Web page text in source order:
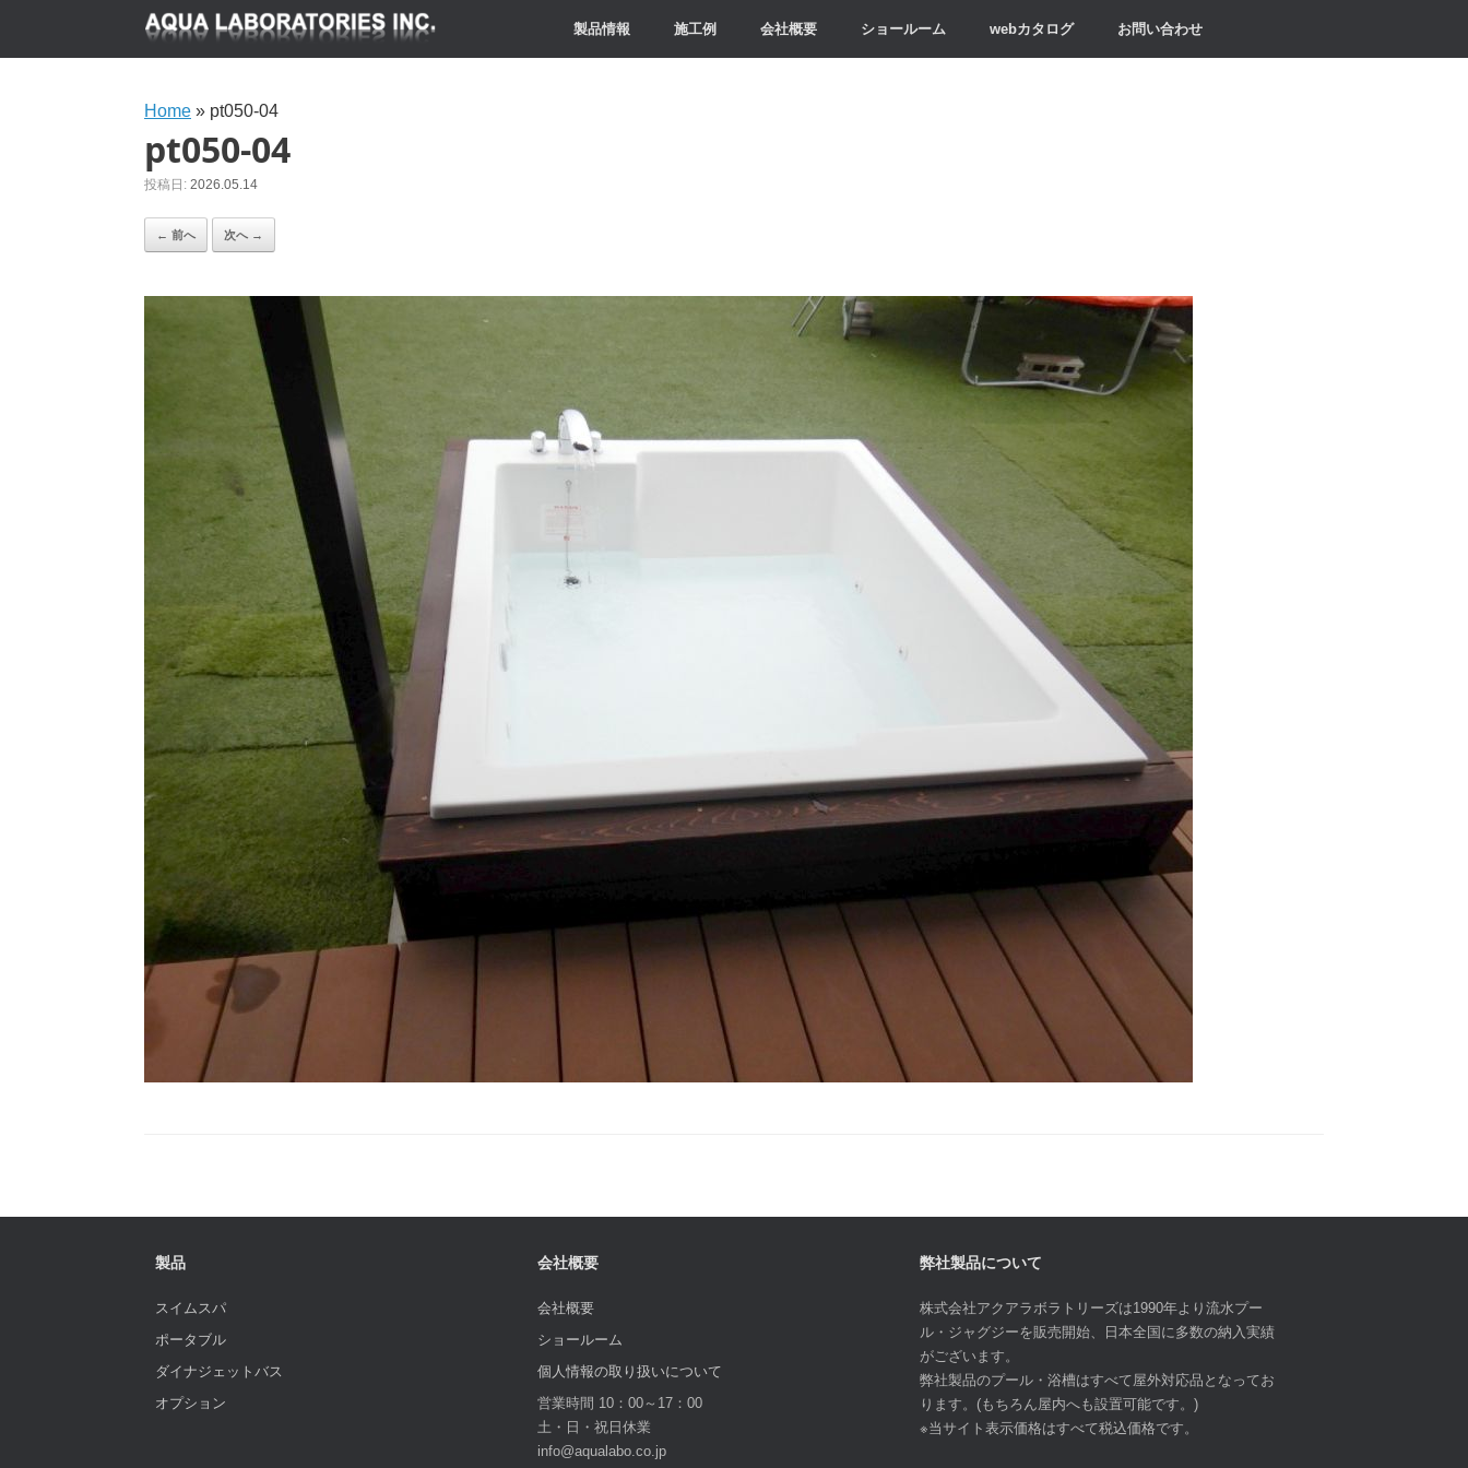
製品情報 施工例 会社概要 ショールーム webカタログ お問い合わせ
Home » pt050-04
pt050-04
投稿日: 2026.05.14
← 前へ 次へ →
製品
スイムスパ
ポータブル
ダイナジェットバス
オプション
会社概要
会社概要
ショールーム
個人情報の取り扱いについて
営業時間 10：00～17：00
土・日・祝日休業
info@aqualabo.co.jp
弊社製品について
株式会社アクアラボラトリーズは1990年より流水プー
ル・ジャグジーを販売開始、日本全国に多数の納入実績
がございます。
弊社製品のプール・浴槽はすべて屋外対応品となってお
ります。(もちろん屋内へも設置可能です。)
※当サイト表示価格はすべて税込価格です。